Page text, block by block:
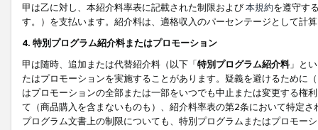
甲は乙に対し、本紹介料率表に記載された制限および本規約を遵守す
す。）を支払います。紹介料は、適格収入のパーセンテージとして計
4. 特別プログラム紹介料またはプロモーション
甲は随時、追加または代替紹介料（以下「特別プログラム紹介料」と
たはプロモーションを実施することがあります。疑義を避けるために
はプロモーションの全部または一部をいつでも中止または変更する権
て（商品購入を含まないものも）、紹介料率表の第2条において特定
プログラム文書上の制限についても、特別プログラムまたはプロモー